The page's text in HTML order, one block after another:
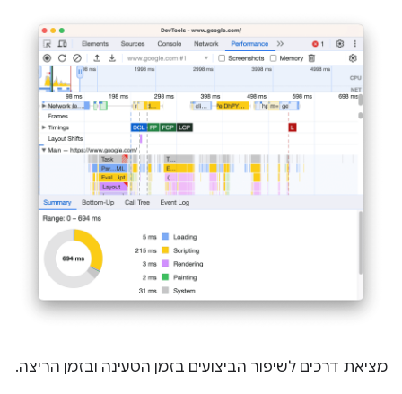
מציאת דרכים לשיפור הביצועים בזמן הטעינה ובזמן הריצה.